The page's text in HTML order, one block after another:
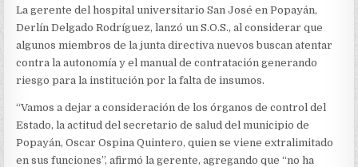
QUE
RESPETEN
MI
AUTONOMÍA”:
GERENTE
DEL
SAN
La gerente del hospital universitario San José en Popayán,
Derlín Delgado Rodríguez, lanzó un S.O.S., al considerar que
algunos miembros de la junta directiva nuevos buscan atentar
contra la autonomía y el manual de contratación generando
riesgo para la institución por la falta de insumos.
“Vamos a dejar a consideración de los órganos de control del
Estado, la actitud del secretario de salud del municipio de
Popayán, Oscar Ospina Quintero, quien se viene extralimitado
en sus funciones”, afirmó la gerente, agregando que “no ha